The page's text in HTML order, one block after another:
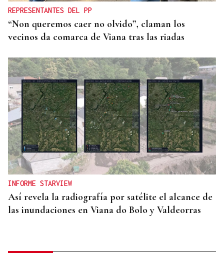
REPRESENTANTES DEL PP
“Non queremos caer no olvido”, claman los
vecinos da comarca de Viana tras las riadas
INFORME STARVIEW
Así revela la radiografía por satélite el alcance de
las inundaciones en Viana do Bolo y Valdeorras